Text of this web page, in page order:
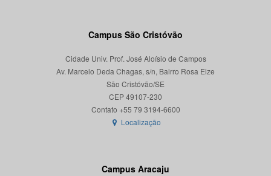
Campus São Cristóvão
Cidade Univ. Prof. José Aloísio de Campos
Av. Marcelo Deda Chagas, s/n, Bairro Rosa Elze
São Cristóvão/SE
CEP 49107-230
Localização
Campus Aracaju